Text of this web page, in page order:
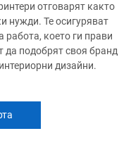
отговарят както
нужди. Те осигуряват
работа, което ги прави
да подобрят своя бранд
дизайни.